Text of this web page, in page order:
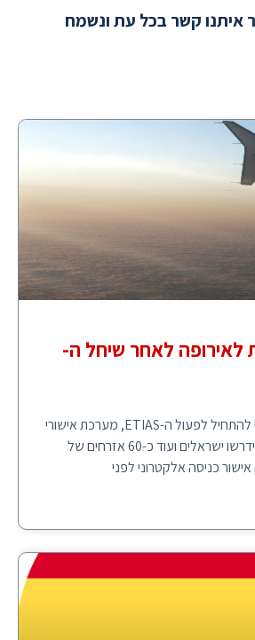
איתנו קשר בכל עת ונשמח
לאירופה לאחר שיחל ה-
החל מ-2024, אז צפוי להתחיל לפעול ה-ETIAS, מערכת אישורי
הכניסה לאזור שנגן, תידרשו ישראלים ועוד כ-60 אזרחים של
כניסה אלקטרוני לפני